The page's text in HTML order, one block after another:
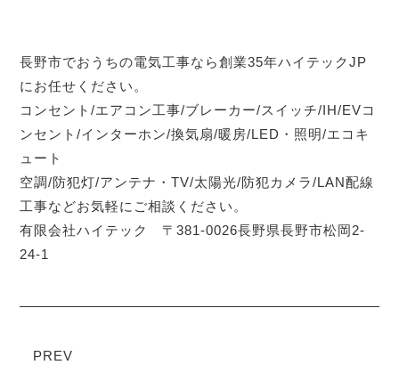
長野市でおうちの電気工事なら創業35年ハイテックJP
にお任せください。
コンセント/エアコン工事/ブレーカー/スイッチ/IH/EVコ
ンセント/インターホン/換気扇/暖房/LED・照明/エコキ
ュート
空調/防犯灯/アンテナ・TV/太陽光/防犯カメラ/LAN配線
工事などお気軽にご相談ください。
有限会社ハイテック 〒381-0026長野県長野市松岡2-
24-1
PREV